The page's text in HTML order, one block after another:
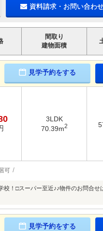
資料請求・お問い合わ
間取り
建物面積
見学予約をする
3LDK
70.39m2
可
パー至近♪♪物件のお問合せは
見学予約をする